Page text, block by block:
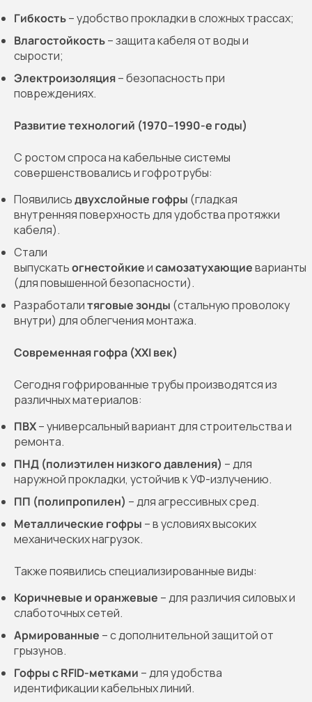
Гибкость– удобство прокладки в сложных трассах;
Влагостойкость– защита кабеля от воды и
сырости;
Электроизоляция– безопасность при
повреждениях.
Развитие технологий (1970–1990-е годы)
С ростом спроса на кабельные системы
совершенствовались и гофротрубы:
Появилисьдвухслойные гофры (гладкая
внутренняя поверхность для удобства протяжки
кабеля).
Стали
выпускатьогнестойкиеисамозатухающиеварианты
(для повышенной безопасности).
Разработалитяговые зонды (стальную проволоку
внутри) для облегчения монтажа.
Современная гофра (XXI век)
Сегодня гофрированные трубы производятся из
различных материалов:
ПВХ– универсальный вариант для строительства и
ремонта.
ПНД (полиэтилен низкого давления) – для
наружной прокладки, устойчив к УФ-излучению.
ПП (полипропилен) – для агрессивных сред.
Металлические гофры – в условиях высоких
механических нагрузок.
Также появились специализированные виды:
Коричневые и оранжевые – для различия силовых и
слаботочных сетей.
Армированные – с дополнительной защитой от
грызунов.
Гофры с RFID-метками – для удобства
идентификации кабельных линий.